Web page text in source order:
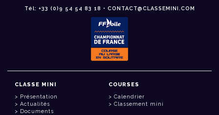
Tél: +33 (0)9 54 54 83 18 • CONTACT@CLASSEMINI.COM
CLASSE MINI
Présentation
Actualités
Documents
COURSES
Calendrier
Classement mini